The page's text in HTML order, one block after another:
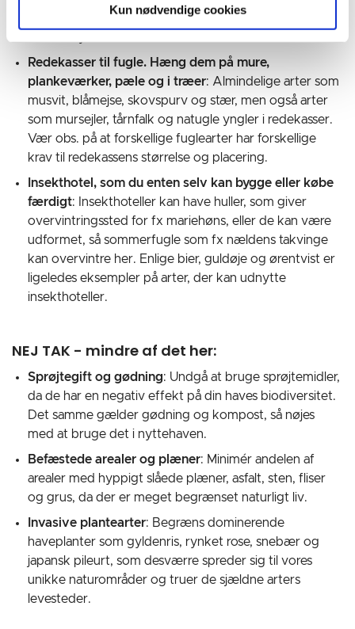
Kun nødvendige cookies
kropstemperaturen. En stenbunke kan give skjul til
Redekasser til fugle. Hæng dem på mure,
plankeværker, pæle og i træer: Almindelige arter som
musvit, blåmejse, skovspurv og stær, men også arter
som mursejler, tårnfalk og natugle yngler i redekasser.
Vær obs. på at forskellige fuglearter har forskellige
krav til redekassens størrelse og placering.
Insekthotel, som du enten selv kan bygge eller købe
færdigt: Insekthoteller kan have huller, som giver
overvintringssted for fx mariehøns, eller de kan være
udformet, så sommerfugle som fx nældens takvinge
kan overvintre her. Enlige bier, guldøje og ørentvist er
ligeledes eksempler på arter, der kan udnytte
insekthoteller.
NEJ TAK - mindre af det her:
Sprøjtegift og gødning: Undgå at bruge sprøjtemidler,
da de har en negativ effekt på din haves biodiversitet.
Det samme gælder gødning og kompost, så nøjes
med at bruge det i nyttehaven.
Befæstede arealer og plæner: Minimér andelen af
arealer med hyppigt slåede plæner, asfalt, sten, fliser
og grus, da der er meget begrænset naturligt liv.
Invasive plantearter: Begræns dominerende
haveplanter som gyldenris, rynket rose, snebær og
japansk pileurt, som desværre spreder sig til vores
unikke naturområder og truer de sjældne arters
levesteder.